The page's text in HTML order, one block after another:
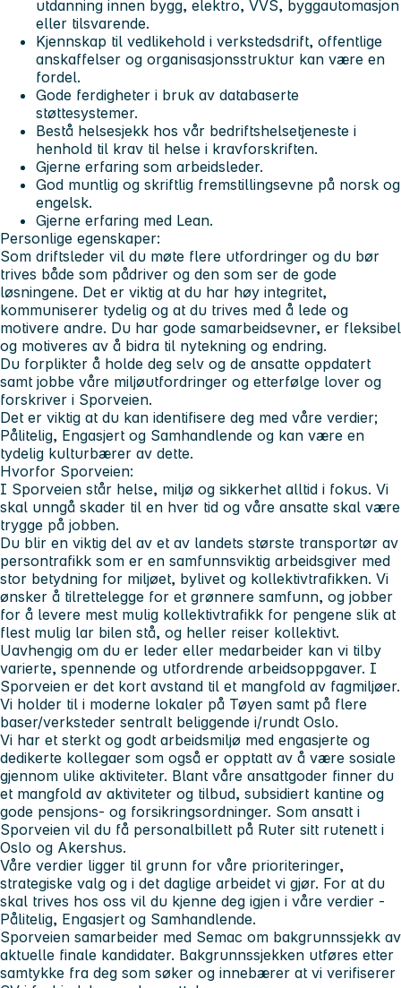
utdanning innen bygg, elektro, VVS, byggautomasjon
eller tilsvarende.
Kjennskap til vedlikehold i verkstedsdrift, offentlige
anskaffelser og organisasjonsstruktur kan være en
fordel.
Gode ferdigheter i bruk av databaserte
støttesystemer.
Bestå helsesjekk hos vår bedriftshelsetjeneste i
henhold til krav til helse i kravforskriften.
Gjerne erfaring som arbeidsleder.
God muntlig og skriftlig fremstillingsevne på norsk og
engelsk.
Gjerne erfaring med Lean.
Personlige egenskaper:
Som driftsleder vil du møte flere utfordringer og du bør
trives både som pådriver og den som ser de gode
løsningene. Det er viktig at du har høy integritet,
kommuniserer tydelig og at du trives med å lede og
motivere andre. Du har gode samarbeidsevner, er fleksibel
og motiveres av å bidra til nytekning og endring.
Du forplikter å holde deg selv og de ansatte oppdatert
samt jobbe våre miljøutfordringer og etterfølge lover og
forskriver i Sporveien.
Det er viktig at du kan identifisere deg med våre verdier;
Pålitelig, Engasjert og Samhandlende og kan være en
tydelig kulturbærer av dette.
Hvorfor Sporveien:
I Sporveien står helse, miljø og sikkerhet alltid i fokus. Vi
skal unngå skader til en hver tid og våre ansatte skal være
trygge på jobben.
Du blir en viktig del av et av landets største transportør av
persontrafikk som er en samfunnsviktig arbeidsgiver med
stor betydning for miljøet, bylivet og kollektivtrafikken. Vi
ønsker å tilrettelegge for et grønnere samfunn, og jobber
for å levere mest mulig kollektivtrafikk for pengene slik at
flest mulig lar bilen stå, og heller reiser kollektivt.
Uavhengig om du er leder eller medarbeider kan vi tilby
varierte, spennende og utfordrende arbeidsoppgaver. I
Sporveien er det kort avstand til et mangfold av fagmiljøer.
Vi holder til i moderne lokaler på Tøyen samt på flere
baser/verksteder sentralt beliggende i/rundt Oslo.
Vi har et sterkt og godt arbeidsmiljø med engasjerte og
dedikerte kollegaer som også er opptatt av å være sosiale
gjennom ulike aktiviteter. Blant våre ansattgoder finner du
et mangfold av aktiviteter og tilbud, subsidiert kantine og
gode pensjons- og forsikringsordninger. Som ansatt i
Sporveien vil du få personalbillett på Ruter sitt rutenett i
Oslo og Akershus.
Våre verdier ligger til grunn for våre prioriteringer,
strategiske valg og i det daglige arbeidet vi gjør. For at du
skal trives hos oss vil du kjenne deg igjen i våre verdier -
Pålitelig, Engasjert og Samhandlende.
Sporveien samarbeider med Semac om bakgrunnssjekk av
aktuelle finale kandidater. Bakgrunnssjekken utføres etter
samtykke fra deg som søker og innebærer at vi verifiserer